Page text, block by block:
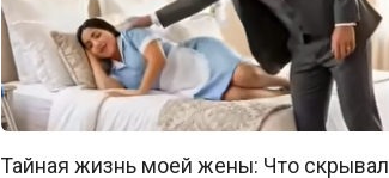
Тайная жизнь моей жены: Что скрывал